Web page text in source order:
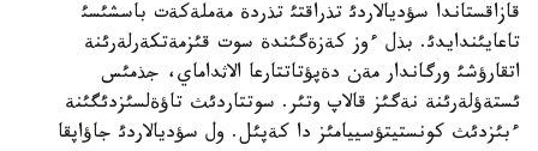
قازاقستاندا سؤديالاردئ تذراقتئ تذردة مةملةكةت باسشئسئ
تاعايئندايدئ. بذل ءوز كةزةگئندة سوت قئزمةتكةرلةرئنة
اتقارؤشئ ورگاندار مةن دةپؤتاتتارعا الاثداماي، جذمئس
ئستةؤلةرئنة نةگئز قالاپ وتئر. سوتتاردئث تاؤةلسئزدئگئنة
ءبئزدئث كونستيتؤسييامئز دا كةپئل. ول سؤديالاردئ جاؤاپقا